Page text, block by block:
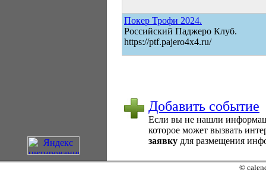
Покер Трофи 2024.
Российский Паджеро Клуб.
https://ptf.pajero4x4.ru/
Добавить событие
Если вы не нашли
которое может вызвать
заявку для размещения
©